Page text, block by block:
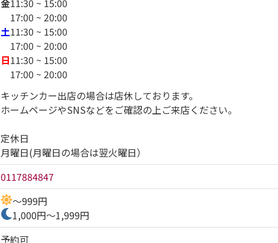
金11:30 ~ 15:00
17:00 ~ 20:00
土11:30 ~ 15:00
17:00 ~ 20:00
日11:30 ~ 15:00
17:00 ~ 20:00
キッチンカー出店の場合は店休しております。
ホームページやSNSなどをご確認の上ご来店ください。
定休日
月曜日(月曜日の場合は翌火曜日）
0117884847
～999円
1,000円～1,999円
予約可